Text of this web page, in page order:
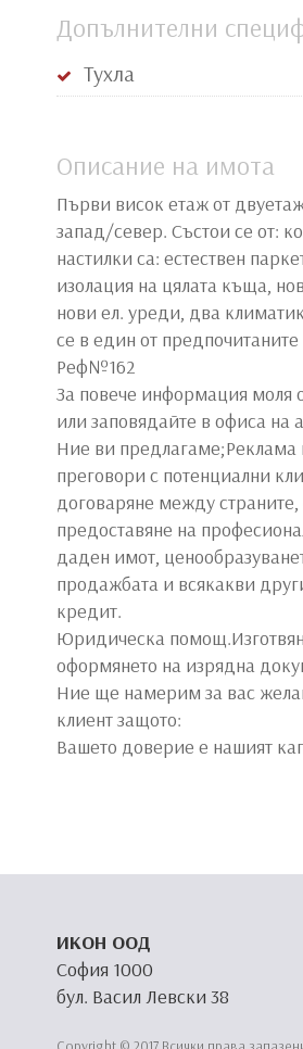
Допълнителни
Тухла
Описание на имота
Първи висок етаж от
запад/север. Състои се от:
настилки са: естествен
изолация на цялата къща,
нови ел. уреди, два
се в един от
Реф№162
За повече информация моля
или заповядайте в офиса на
Ние ви предлагаме;Реклама
преговори с потенциални
договаряне между страните,
предоставяне на
даден имот,
продажбата и всякакви
кредит.
Юридическа
оформянето на изрядна
Ние ще намерим за вас
клиент защото:
Вашето доверие е нашият
ИКОН ООД
София 1000
бул. Васил Левски 38